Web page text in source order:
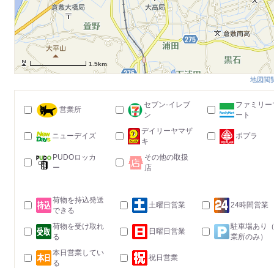
1.5km
地図閲
営業所
セブン-イレブ
ン
ファミリー
ート
ニューデイズ
デイリーヤマザ
キ
ポプラ
PUDOロッカ
ー
その他の取扱
店
荷物を持込発送
できる
土曜日営業 24時間営業
荷物を受け取れ
る
日曜日営業
駐車場あり
業所のみ）
本日営業してい
る
祝日営業